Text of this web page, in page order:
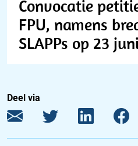
Convocatie
FPU, namens
SLAPPs op 23
Deel via